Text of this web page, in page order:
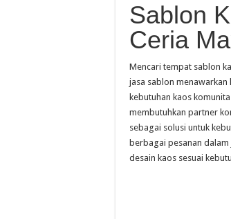
Sablon
Ceria
Mencari tempat sablon
jasa sablon
kebutuhan kaos
membutuhkan partner
sebagai solusi untuk
berbagai pesanan
desain kaos sesuai